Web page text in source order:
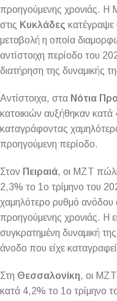
προηγούμενης χρονιάς. Η
στις Κυκλάδες κατέγραψε
μεταβολή η οποία
αντίστοιχη περίοδο του
διατήρηση της δυναμικής
Αντίστοιχα, στα Νότια
κατοικιών αυξήθηκαν
καταγράφοντας
προηγούμενη περίοδο.
Στον Πειραιά, οι ΜΖΤ
2,3% το 1ο τρίμηνο του
χαμηλότερο ρυθμό ανόδου
προηγούμενης χρονιάς. Η
συγκρατημένη δυναμική
άνοδο που είχε
Στη Θεσσαλονίκη, οι ΜΖΤ
κατά 4,2% το 1ο τρίμηνο